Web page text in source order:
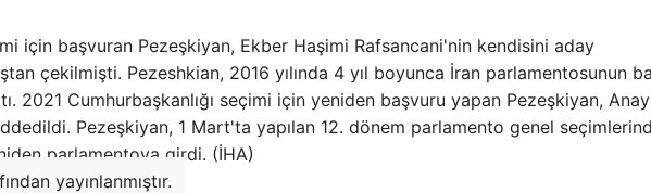
için başvuran Pezeşkiyan, Ekber Haşimi Rafsancani'nin kendisini aday
çekilmişti. Pezeshkian, 2016 yılında 4 yıl boyunca İran parlamentosunun
2021 Cumhurbaşkanlığı seçimi için yeniden başvuru yapan Pezeşkiyan,
Pezeşkiyan, 1 Mart'ta yapılan 12. dönem parlamento genel
parlamentoya girdi. (İHA)
yayınlanmıştır.